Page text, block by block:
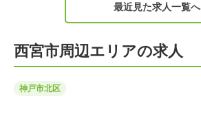
最近見た求人一覧へ
西宮市周辺エリアの求人
神戸市北区